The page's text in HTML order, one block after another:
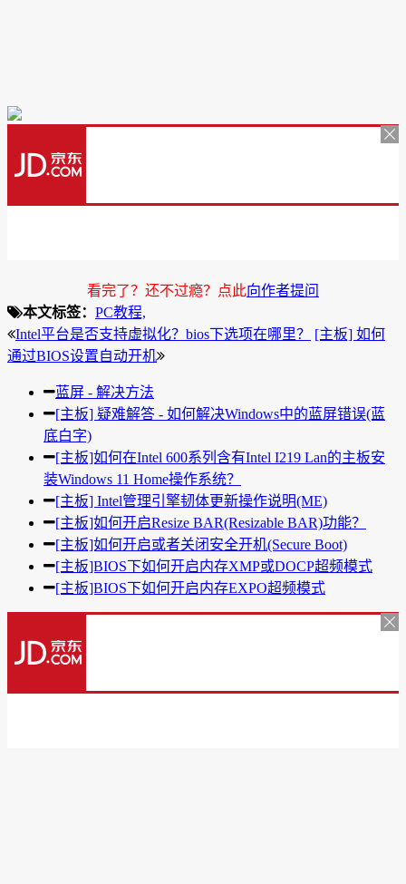
看完了？还不过瘾？点此向作者提问
本文标签： PC教程,
Intel平台是否支持虚拟化？bios下选项在哪里？
[主板] 如何
通过BIOS设置自动开机
蓝屏 - 解决方法
[主板] 疑难解答 - 如何解决Windows中的蓝屏错误(蓝
底白字)
[主板]如何在Intel 600系列含有Intel I219 Lan的主板安
装Windows 11 Home操作系统？
[主板] Intel管理引擎韧体更新操作说明(ME)
[主板]如何开启Resize BAR(Resizable BAR)功能？
[主板]如何开启或者关闭安全开机(Secure Boot)
[主板]BIOS下如何开启内存XMP或DOCP超频模式
[主板]BIOS下如何开启内存EXPO超频模式